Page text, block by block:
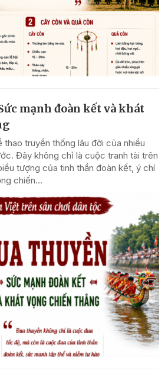
mạnh đoàn kết và khát
thao truyền thống lâu đời của nhiều
Đây không chỉ là cuộc tranh tài trên
tượng của tinh thần đoàn kết, ý chí
chiến...